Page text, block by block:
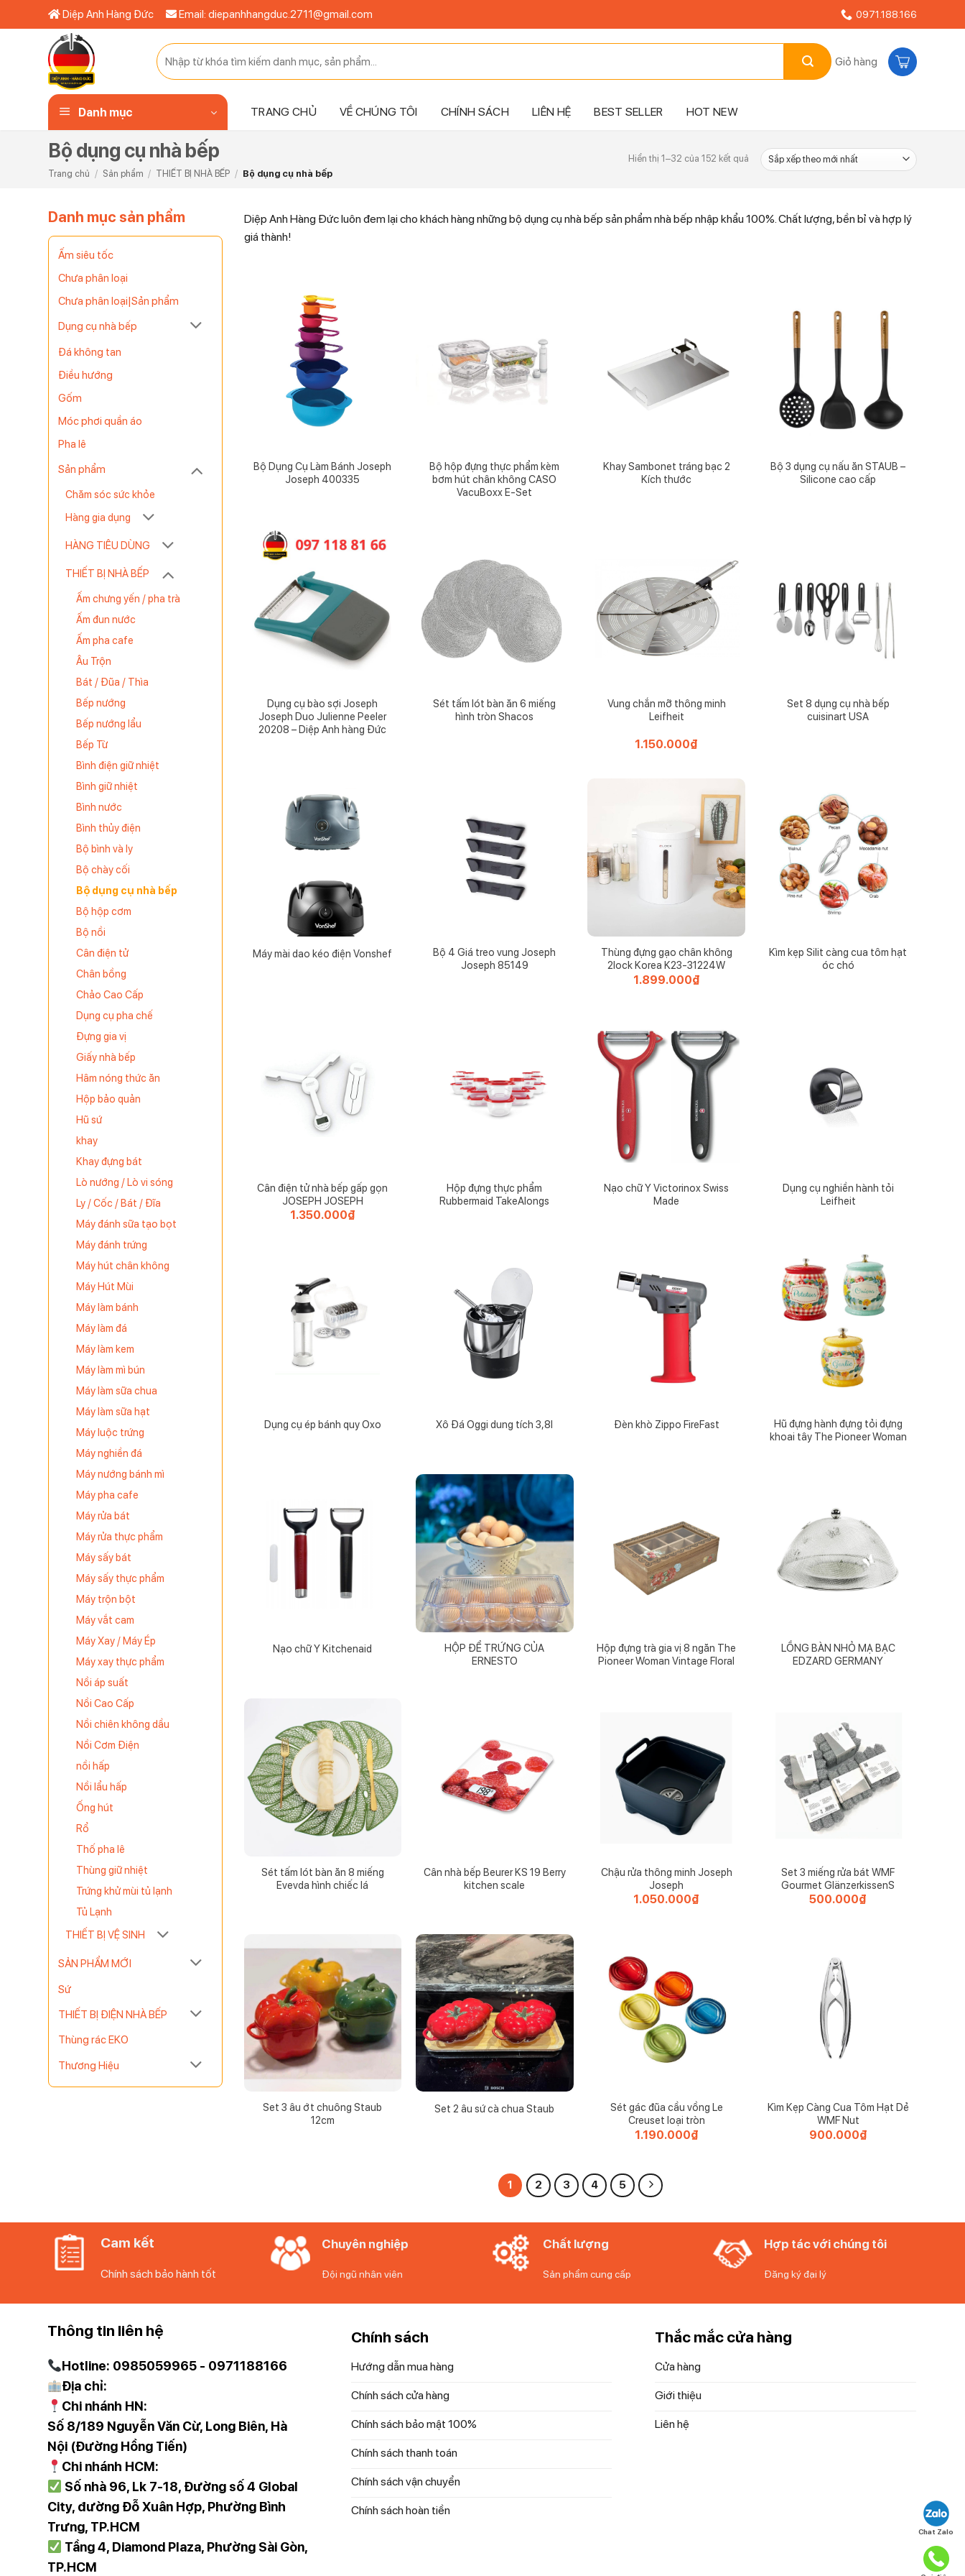
qua
Diệp Anh Hàng Đức Email: diepanhhangduc.2711@gmail.com 0971.188.166
Tìm
kiếm:
Giỏ hàng
Danh mục TRANG CHỦ VỀ CHÚNG TÔI CHÍNH SÁCH LIÊN HỆ BEST SELLER HOT NEW
Bộ dụng cụ nhà bếp
Trang chủ / Sản phẩm / THIẾT BỊ NHÀ BẾP / Bộ dụng cụ nhà bếp
Hiển thị 1–32 của 152 kết quả
mới
Danh mục sản phẩm
Ấm siêu tốc
Chưa phân loại
Chưa phân loại|Sản phẩm
Dụng cụ nhà bếp
Đá không tan
Điều hướng
Gốm
Móc phơi quần áo
Pha lê
Sản phẩm
Chăm sóc sức khỏe
Hàng gia dụng
HÀNG TIÊU DÙNG
THIẾT BỊ NHÀ BẾP
Ấm chưng yến / pha trà
Ấm đun nước
Ấm pha cafe
Âu Trộn
Bát / Đũa / Thìa
Bếp nướng
Bếp nướng lẩu
Bếp Từ
Bình điện giữ nhiệt
Bình giữ nhiệt
Bình nước
Bình thủy điện
Bộ bình và ly
Bộ chày cối
Bộ dụng cụ nhà bếp
Bộ hộp cơm
Bộ nồi
Cân điện tử
Chân bồng
Chảo Cao Cấp
Dụng cụ pha chế
Đựng gia vị
Giấy nhà bếp
Hâm nóng thức ăn
Hộp bảo quản
Hũ sứ
khay
Khay đựng bát
Lò nướng / Lò vi sóng
Ly / Cốc / Bát / Đĩa
Máy đánh sữa tạo bọt
Máy đánh trứng
Máy hút chân không
Máy Hút Mùi
Máy làm bánh
Máy làm đá
Máy làm kem
Máy làm mì bún
Máy làm sữa chua
Máy làm sữa hạt
Máy luộc trứng
Máy nghiền đá
Máy nướng bánh mì
Máy pha cafe
Máy rửa bát
Máy rửa thực phẩm
Máy sấy bát
Máy sấy thực phẩm
Máy trộn bột
Máy vắt cam
Máy Xay / Máy Ép
Máy xay thực phẩm
Nồi áp suất
Nồi Cao Cấp
Nồi chiên không dầu
Nồi Cơm Điện
nồi hấp
Nồi lẩu hấp
Ống hút
Rổ
Thố pha lê
Thùng giữ nhiệt
Trứng khử mùi tủ lạnh
Tủ Lạnh
THIẾT BỊ VỆ SINH
SẢN PHẨM MỚI
Sứ
THIẾT BỊ ĐIỆN NHÀ BẾP
Thùng rác EKO
Thương Hiệu
Diệp Anh Hàng Đức luôn đem lại cho khách hàng những bộ dụng cụ nhà bếp sản phẩm nhà bếp nhập khẩu 100%. Chất lượng, bền bỉ và hợp lý
giá thành!
Bộ Dụng Cụ Làm Bánh Joseph
Joseph 400335
Bộ hộp đựng thực phẩm kèm
bơm hút chân không CASO
VacuBoxx E-Set
Khay Sambonet tráng bạc 2
Kích thước
Bộ 3 dụng cụ nấu ăn STAUB –
Silicone cao cấp
Dụng cụ bào sợi Joseph
Joseph Duo Julienne Peeler
20208 – Diệp Anh hàng Đức
Sét tấm lót bàn ăn 6 miếng
hình tròn Shacos
Vung chắn mỡ thông minh
Leifheit
1.150.000₫
Set 8 dụng cụ nhà bếp
cuisinart USA
Máy mài dao kéo điện Vonshef
Bộ 4 Giá treo vung Joseph
Joseph 85149
Thùng đựng gạo chân không
2lock Korea K23-31224W
1.899.000₫
Kìm kẹp Silit càng cua tôm hạt
óc chó
Cân điện tử nhà bếp gấp gọn
JOSEPH JOSEPH
1.350.000₫
Hộp đựng thực phẩm
Rubbermaid TakeAlongs
Nạo chữ Y Victorinox Swiss
Made
Dụng cụ nghiền hành tỏi
Leifheit
Dụng cụ ép bánh quy Oxo Xô Đá Oggi dung tích 3,8l Đèn khò Zippo FireFast
Hũ đựng hành đựng tỏi đựng
khoai tây The Pioneer Woman
Nạo chữ Y Kitchenaid
HỘP ĐỂ TRỨNG CỦA
ERNESTO
Hộp đựng trà gia vị 8 ngăn The
Pioneer Woman Vintage Floral
LỒNG BÀN NHỎ MẠ BẠC
EDZARD GERMANY
Sét tấm lót bàn ăn 8 miếng
Evevda hình chiếc lá
Cân nhà bếp Beurer KS 19 Berry
kitchen scale
Chậu rửa thông minh Joseph
Joseph
1.050.000₫
Set 3 miếng rửa bát WMF
Gourmet GlänzerkissenS
500.000₫
Set 3 âu ớt chuông Staub
12cm
Set 2 âu sứ cà chua Staub
Sét gác đũa cầu vồng Le
Creuset loại tròn
1.190.000₫
Kìm Kẹp Càng Cua Tôm Hạt Dẻ
WMF Nut
900.000₫
1 2 3 4 5
Cam kết
Chính sách bảo hành tốt
Chuyên nghiệp
Đội ngũ nhân viên
Chất lượng
Sản phẩm cung cấp
Hợp tác với chúng tôi
Đăng ký đại lý
Thông tin liên hệ
Hotline: 0985059965 - 0971188166
Địa chỉ:
Chi nhánh HN:
Số 8/189 Nguyễn Văn Cừ, Long Biên, Hà
Nội (Đường Hồng Tiến)
Chi nhánh HCM:
Số nhà 96, Lk 7-18, Đường số 4 Global
City, đường Đỗ Xuân Hợp, Phường Bình
Trưng, TP.HCM
Tầng 4, Diamond Plaza, Phường Sài Gòn,
TP.HCM
Chính sách
Hướng dẫn mua hàng
Chính sách cửa hàng
Chính sách bảo mật 100%
Chính sách thanh toán
Chính sách vận chuyển
Chính sách hoàn tiền
Thắc mắc cửa hàng
Cửa hàng
Giới thiệu
Liên hệ
Chat Zalo